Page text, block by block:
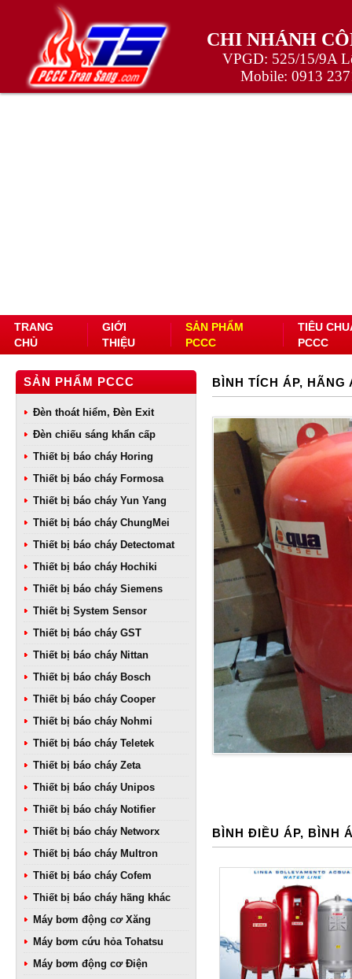
CHI NHÁNH
VPGD: 525/15/9A
Mobile: 0913
TRANG
CHỦ
GIỚI
THIỆU
SẢN PHẨM
PCCC
TIÊU
PCCC
SẢN PHẨM PCCC
Đèn thoát hiểm, Đèn Exit
Đèn chiếu sáng khẩn cấp
Thiết bị báo cháy Horing
Thiết bị báo cháy Formosa
Thiết bị báo cháy Yun Yang
Thiết bị báo cháy ChungMei
Thiết bị báo cháy Detectomat
Thiết bị báo cháy Hochiki
Thiết bị báo cháy Siemens
Thiết bị System Sensor
Thiết bị báo cháy GST
Thiết bị báo cháy Nittan
Thiết bị báo cháy Bosch
Thiết bị báo cháy Cooper
Thiết bị báo cháy Nohmi
Thiết bị báo cháy Teletek
Thiết bị báo cháy Zeta
Thiết bị báo cháy Unipos
Thiết bị báo cháy Notifier
Thiết bị báo cháy Networx
Thiết bị báo cháy Multron
Thiết bị báo cháy Cofem
Thiết bị báo cháy hãng khác
Máy bơm động cơ Xăng
Máy bơm cứu hỏa Tohatsu
Máy bơm động cơ Điện
BÌNH TÍCH ÁP, HÃNG
BÌNH ĐIỀU ÁP, BÌNH